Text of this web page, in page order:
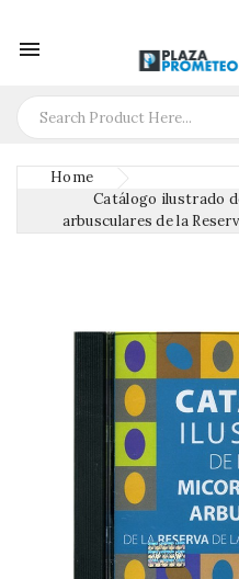

Home
Catálogo ilustrado
arbusculares de la